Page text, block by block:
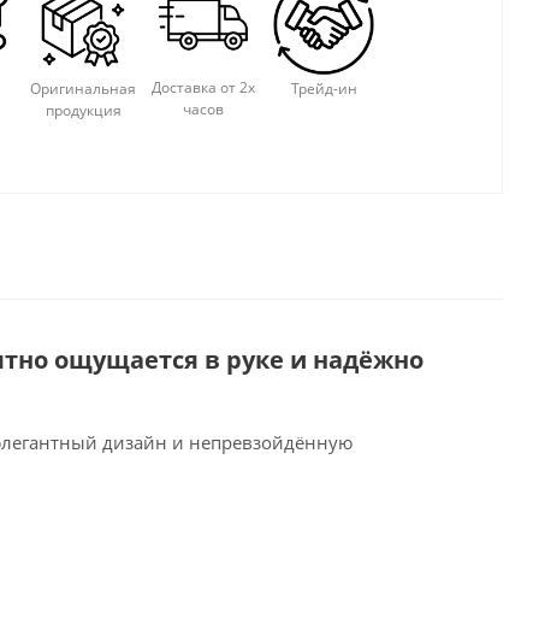
Оригинальная
продукция
Доставка от 2х
часов
Трейд-ин
ощущается в руке и надёжно
дизайн и непревзойдённую